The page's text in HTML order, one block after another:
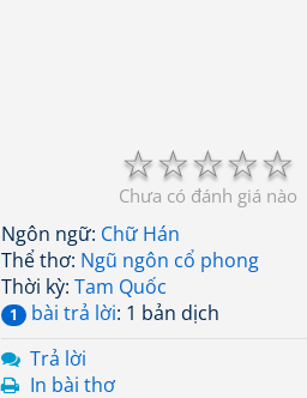
☆
☆
☆
☆
☆
Chưa có đánh giá nào
Ngôn ngữ: Chữ Hán
Thể thơ: Ngũ ngôn cổ phong
Thời kỳ: Tam Quốc
1 bài trả lời: 1 bản dịch
Trả lời
In bài thơ